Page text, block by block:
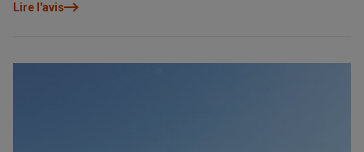
Lire l'avis